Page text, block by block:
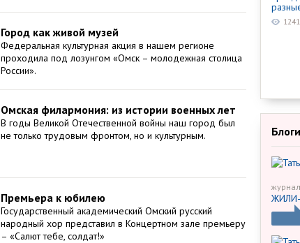
Город как живой музей
Федеральная культурная акция в нашем регионе
проходила под лозунгом «Омск – молодежная столица
России».
Омская филармония: из истории военных лет
В годы Великой Отечественной войны наш город был
не только трудовым фронтом, но и культурным.
Премьера к юбилею
Государственный академический Омский русский
народный хор представил в Концертном зале премьеру
– «Салют тебе, солдат!»
1241
Блоги